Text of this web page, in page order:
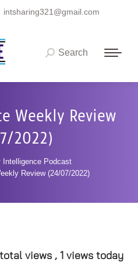
intsharing321@gmail.com
Search:
Search
Weekly Review
2022)
Intelligence Podcast
Review (24/07/2022)
views , 1 views today